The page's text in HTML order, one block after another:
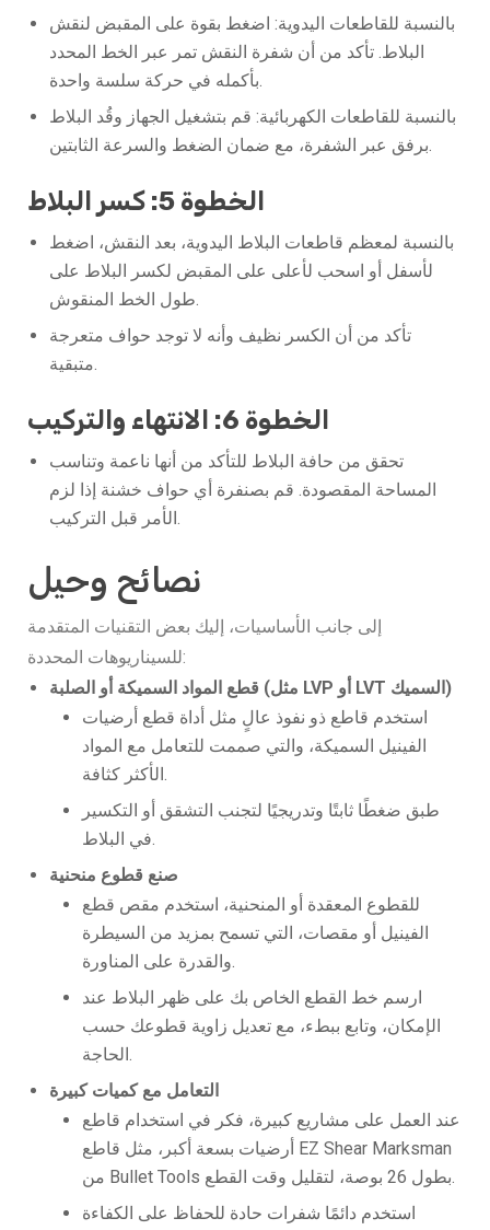
بالنسبة للقاطعات اليدوية: اضغط بقوة على المقبض لنقش
البلاط. تأكد من أن شفرة النقش تمر عبر الخط المحدد
بأكمله في حركة سلسة واحدة.
بالنسبة للقاطعات الكهربائية: قم بتشغيل الجهاز وقُد البلاط
برفق عبر الشفرة، مع ضمان الضغط والسرعة الثابتين.
الخطوة 5: كسر البلاط
بالنسبة لمعظم قاطعات البلاط اليدوية، بعد النقش، اضغط
لأسفل أو اسحب لأعلى على المقبض لكسر البلاط على
طول الخط المنقوش.
تأكد من أن الكسر نظيف وأنه لا توجد حواف متعرجة
متبقية.
الخطوة 6: الانتهاء والتركيب
تحقق من حافة البلاط للتأكد من أنها ناعمة وتناسب
المساحة المقصودة. قم بصنفرة أي حواف خشنة إذا لزم
الأمر قبل التركيب.
نصائح وحيل
إلى جانب الأساسيات، إليك بعض التقنيات المتقدمة
للسيناريوهات المحددة:
قطع المواد السميكة أو الصلبة (مثل LVP أو LVT السميك)
استخدم قاطع ذو نفوذ عالٍ مثل أداة قطع أرضيات
الفينيل السميكة، والتي صممت للتعامل مع المواد
الأكثر كثافة.
طبق ضغطًا ثابتًا وتدريجيًا لتجنب التشقق أو التكسير
في البلاط.
صنع قطوع منحنية
للقطوع المعقدة أو المنحنية، استخدم مقص قطع
الفينيل أو مقصات، التي تسمح بمزيد من السيطرة
والقدرة على المناورة.
ارسم خط القطع الخاص بك على ظهر البلاط عند
الإمكان، وتابع ببطء، مع تعديل زاوية قطوعك حسب
الحاجة.
التعامل مع كميات كبيرة
عند العمل على مشاريع كبيرة، فكر في استخدام قاطع
أرضيات بسعة أكبر، مثل قاطع EZ Shear Marksman
من Bullet Tools بطول 26 بوصة، لتقليل وقت القطع.
استخدم دائمًا شفرات حادة للحفاظ على الكفاءة